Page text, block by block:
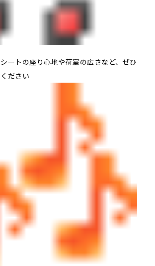
ートの座り心地や荷室の広さなど、ぜひ
ださい